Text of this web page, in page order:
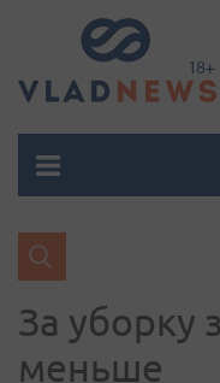
За уборку
меньше